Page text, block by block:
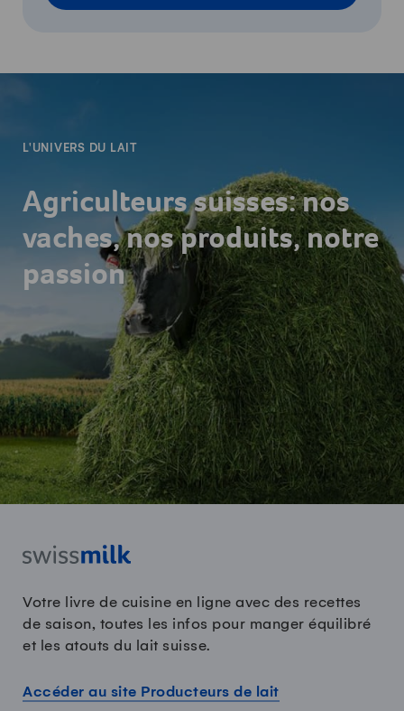
L'UNIVERS DU LAIT
Agriculteurs suisses: nos
vaches, nos produits, notre
passion
Votre livre de cuisine en ligne avec des recettes
de saison, toutes les infos pour manger équilibré
et les atouts du lait suisse.
Accéder au site Producteurs de lait